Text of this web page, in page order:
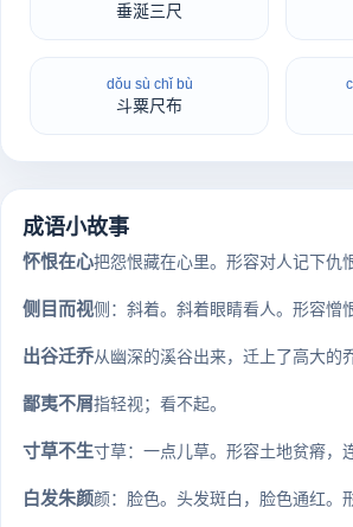
垂涎三尺
dǒu sù chǐ bù
斗粟尺布
成语小故事
怀恨在心把怨恨藏在心里。形容对人记下仇
侧目而视侧：斜着。斜着眼睛看人。形容憎
出谷迁乔从幽深的溪谷出来，迁上了高大的
鄙夷不屑指轻视；看不起。
寸草不生寸草：一点儿草。形容土地贫瘠，
白发朱颜颜：脸色。头发斑白，脸色通红。